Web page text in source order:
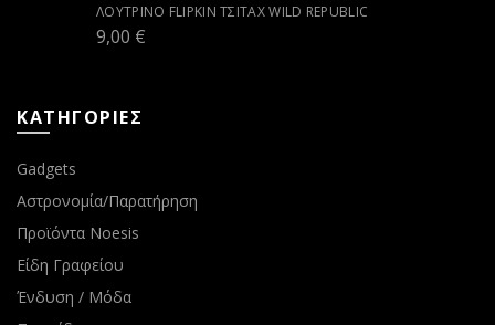
ΛΟΎΤΡΙΝΟ FLIPKIN ΤΣΙΤΆΧ WILD REPUBLIC
9,00 €
ΚΑΤΗΓΟΡΙΕΣ
Gadgets
Αστρονομία/Παρατήρηση
Προϊόντα Noesis
Είδη Γραφείου
Ένδυση / Μόδα